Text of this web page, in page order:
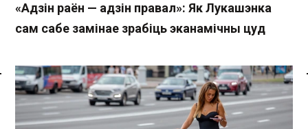
Спасылка без VPN
«Адзін раён — адзін правал»: Як Лукашэнка
сам сабе замінае зрабіць эканамічны цуд